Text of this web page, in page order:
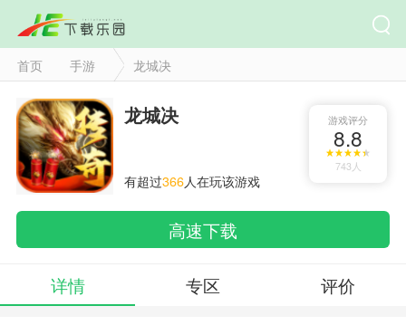
首页 手游 龙城决
龙城决
有超过366人在玩该游戏
游戏评分
8.8
743人
高速下载
详情 专区 评价